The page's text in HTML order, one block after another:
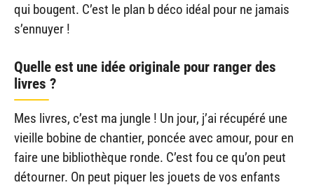
qui bougent. C’est le plan b déco idéal pour ne jamais
s’ennuyer !
Quelle est une idée originale pour ranger des
livres ?
Mes livres, c’est ma jungle ! Un jour, j’ai récupéré une
vieille bobine de chantier, poncée avec amour, pour en
faire une bibliothèque ronde. C’est fou ce qu’on peut
détourner. On peut piquer les jouets de vos enfants